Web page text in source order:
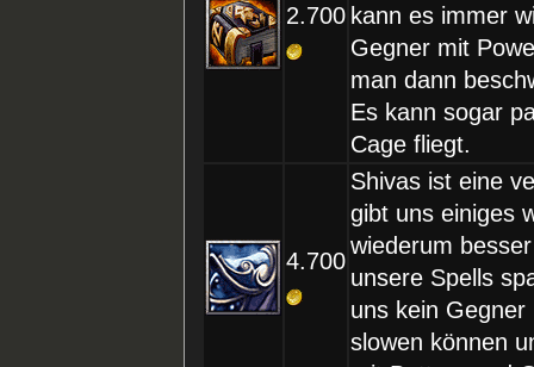
2.700 kann es immer
Gegner mit
man dann
Es kann sogar
Cage fliegt.
4.700
Shivas ist eine
gibt uns einiges
wiederum
unsere Spells
uns kein
slowen können